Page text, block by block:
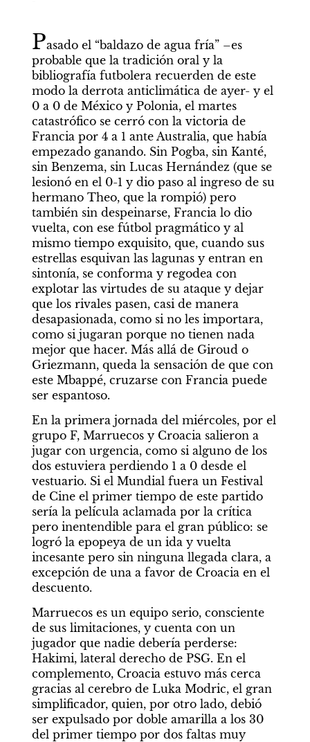
Pasado el “baldazo de agua fría” –es
probable que la tradición oral y la
bibliografía futbolera recuerden de este
modo la derrota anticlimática de ayer- y el
0 a 0 de México y Polonia, el martes
catastrófico se cerró con la victoria de
Francia por 4 a 1 ante Australia, que había
empezado ganando. Sin Pogba, sin Kanté,
sin Benzema, sin Lucas Hernández (que se
lesionó en el 0-1 y dio paso al ingreso de su
hermano Theo, que la rompió) pero
también sin despeinarse, Francia lo dio
vuelta, con ese fútbol pragmático y al
mismo tiempo exquisito, que, cuando sus
estrellas esquivan las lagunas y entran en
sintonía, se conforma y regodea con
explotar las virtudes de su ataque y dejar
que los rivales pasen, casi de manera
desapasionada, como si no les importara,
como si jugaran porque no tienen nada
mejor que hacer. Más allá de Giroud o
Griezmann, queda la sensación de que con
este Mbappé, cruzarse con Francia puede
ser espantoso.
En la primera jornada del miércoles, por el
grupo F, Marruecos y Croacia salieron a
jugar con urgencia, como si alguno de los
dos estuviera perdiendo 1 a 0 desde el
vestuario. Si el Mundial fuera un Festival
de Cine el primer tiempo de este partido
sería la película aclamada por la crítica
pero inentendible para el gran público: se
logró la epopeya de un ida y vuelta
incesante pero sin ninguna llegada clara, a
excepción de una a favor de Croacia en el
descuento.
Marruecos es un equipo serio, consciente
de sus limitaciones, y cuenta con un
jugador que nadie debería perderse:
Hakimi, lateral derecho de PSG. En el
complemento, Croacia estuvo más cerca
gracias al cerebro de Luka Modric, el gran
simplificador, quien, por otro lado, debió
ser expulsado por doble amarilla a los 30
del primer tiempo por dos faltas muy